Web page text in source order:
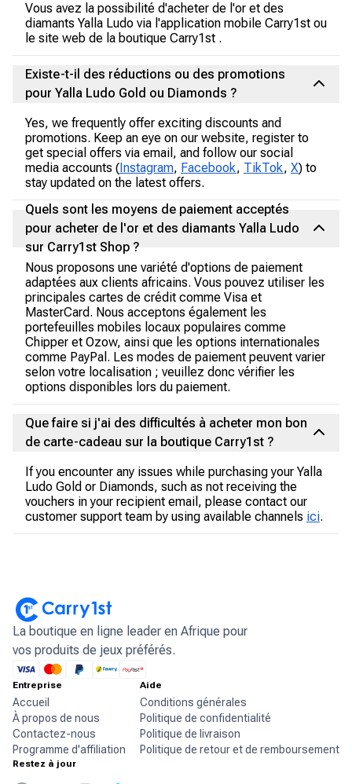
Vous avez la possibilité d'acheter de l'or et des
diamants Yalla Ludo via l'application mobile Carry1st ou
le site web de la boutique Carry1st .
Existe-t-il des réductions ou des promotions
pour Yalla Ludo Gold ou Diamonds ?
Yes, we frequently offer exciting discounts and
promotions. Keep an eye on our website, register to
get special offers via email, and follow our social
media accounts (Instagram, Facebook, TikTok, X) to
stay updated on the latest offers.
Quels sont les moyens de paiement acceptés
pour acheter de l'or et des diamants Yalla Ludo
sur Carry1st Shop ?
Nous proposons une variété d'options de paiement
adaptées aux clients africains. Vous pouvez utiliser les
principales cartes de crédit comme Visa et
MasterCard. Nous acceptons également les
portefeuilles mobiles locaux populaires comme
Chipper et Ozow, ainsi que les options internationales
comme PayPal. Les modes de paiement peuvent varier
selon votre localisation ; veuillez donc vérifier les
options disponibles lors du paiement.
Que faire si j'ai des difficultés à acheter mon bon
de carte-cadeau sur la boutique Carry1st ?
If you encounter any issues while purchasing your Yalla
Ludo Gold or Diamonds, such as not receiving the
vouchers in your recipient email, please contact our
customer support team by using available channels ici.
La boutique en ligne leader en Afrique pour
vos produits de jeux préférés.
Entreprise
Accueil
À propos de nous
Contactez-nous
Programme d'affiliation
Aide
Conditions générales
Politique de confidentialité
Politique de livraison
Politique de retour et de remboursement
Restez à jour